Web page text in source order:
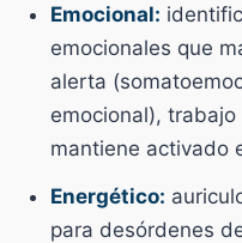
Emocional:
emocionales que
alerta
emocional),
mantiene activado
Energético:
para desórdenes